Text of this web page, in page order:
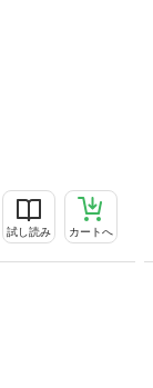
試し読み カートへ